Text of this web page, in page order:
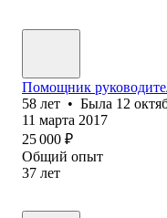
Помощник
58 лет • Была 12
11 марта 2017
25 000 ₽
Общий опыт
37 лет